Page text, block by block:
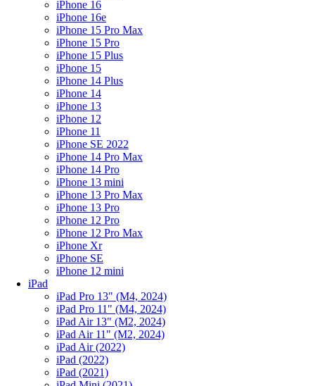
iPhone 16
iPhone 16e
iPhone 15 Pro Max
iPhone 15 Pro
iPhone 15 Plus
iPhone 15
iPhone 14 Plus
iPhone 14
iPhone 13
iPhone 12
iPhone 11
iPhone SE 2022
iPhone 14 Pro Max
iPhone 14 Pro
iPhone 13 mini
iPhone 13 Pro Max
iPhone 13 Pro
iPhone 12 Pro
iPhone 12 Pro Max
iPhone Xr
iPhone SE
iPhone 12 mini
iPad
iPad Pro 13" (M4, 2024)
iPad Pro 11" (M4, 2024)
iPad Air 13" (M2, 2024)
iPad Air 11" (M2, 2024)
iPad Air (2022)
iPad (2022)
iPad (2021)